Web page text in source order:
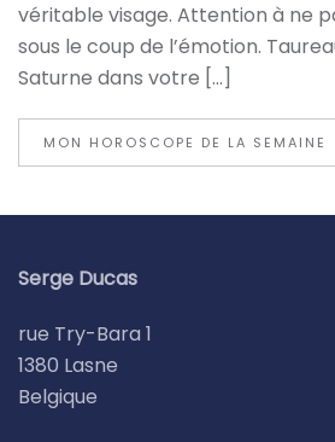
véritable visage. Attention à ne
sous le coup de l’émotion.
Saturne dans votre […]
MON HOROSCOPE DE LA SEMAINE
Serge Ducas
rue Try-Bara 1
1380 Lasne
Belgique